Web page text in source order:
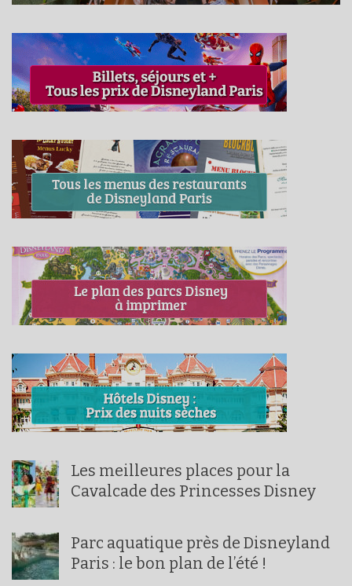
Les meilleures places pour la
Cavalcade des Princesses Disney
Parc aquatique près de Disneyland
Paris : le bon plan de l’été !